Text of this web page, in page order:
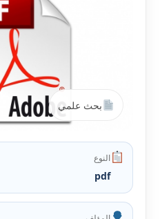
بحث علمي
النوع
pdf